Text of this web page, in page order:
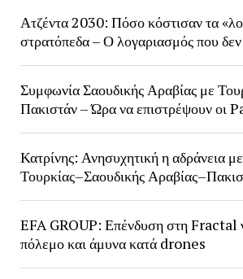
Ατζέντα 2030: Πόσο κόστισαν τα
στρατόπεδα – Ο λογαριασμός που
Συμφωνία Σαουδικής Αραβίας με
Πακιστάν – Ώρα να επιστρέψουν οι
Κατρίνης: Ανησυχητική η αδράνεια
Τουρκίας–Σαουδικής
EFA GROUP: Επένδυση στη Fractal
πόλεμο και άμυνα κατά drones